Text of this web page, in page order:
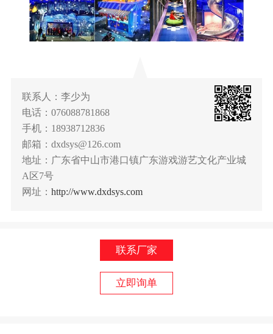
联系人：李少为
电话：076088781868
手机：18938712836
邮箱：dxdsys@126.com
地址：广东省中山市港口镇广东游戏游艺文化产业城
A区7号
网址： http://www.dxdsys.com
联系厂家
立即询单